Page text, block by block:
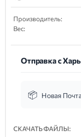
Производитель:
Вес:
Отправка с
Новая
СКАЧАТЬ ФАЙЛЫ: